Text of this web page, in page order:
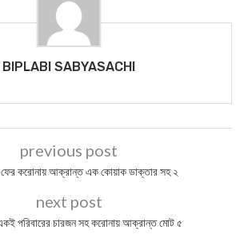
BIPLABI SABYASACHI
previous post
ফের করোনায় আক্রান্ত এক কোয়াক ডাক্তার সহ ২
next post
পরিবারের চারজন সহ করোনায় আক্রান্ত মোট ৫